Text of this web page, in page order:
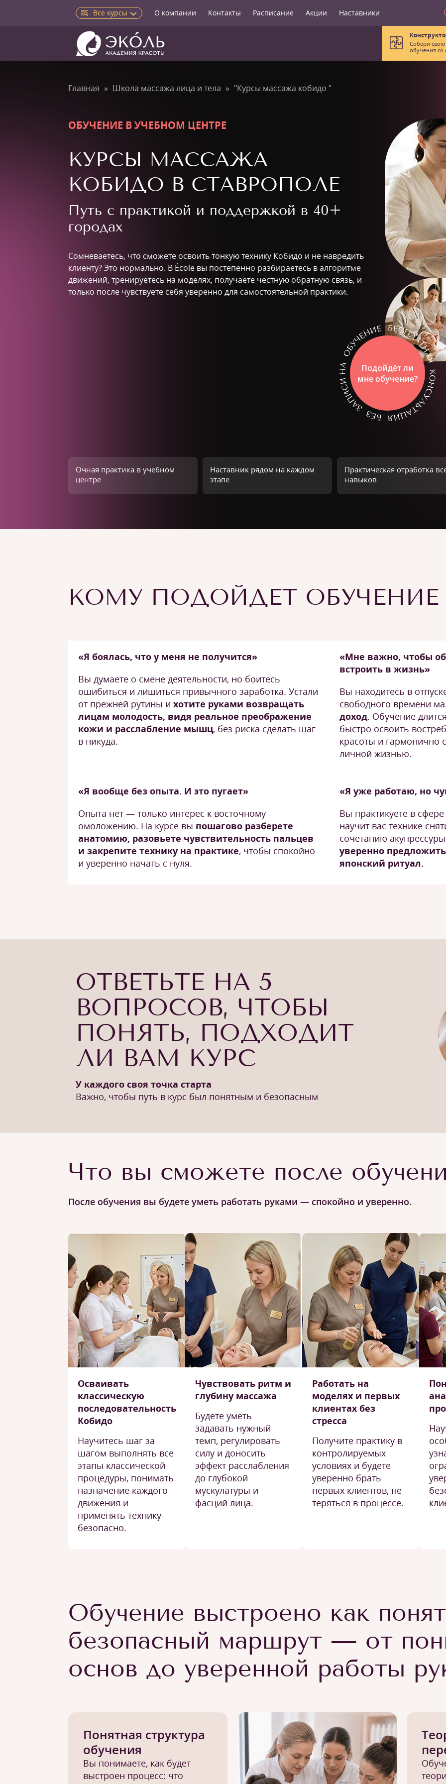
Все курсы О компании Контакты Расписание Акции Наставники
Собери
обучения со
Главная Школа массажа лица и тела "Курсы массажа кобидо "
ОБУЧЕНИЕ В УЧЕБНОМ ЦЕНТРЕ
КУРСЫ МАССАЖА
КОБИДО В СТАВРОПОЛЕ
Путь с практикой и поддержкой в 40+
городах
Сомневаетесь, что сможете освоить тонкую технику Кобидо и не навредить
клиенту? Это нормально. В École вы постепенно разбираетесь в алгоритме
движений, тренируетесь на моделях, получаете честную обратную связь, и
только после чувствуете себя уверенно для самостоятельной практики.
Подойдёт ли
мне обучение?
Очная практика в учебном
центре
Наставник рядом на каждом
этапе
Практическая отработка
навыков
КОМУ ПОДОЙДЕТ ОБУЧЕНИЕ
«Я боялась, что у меня не получится»
Вы думаете о смене деятельности, но боитесь
ошибиться и лишиться привычного заработка. Устали
от прежней рутины и хотите руками возвращать
лицам молодость, видя реальное преображение
кожи и расслабление мышц, без риска сделать шаг
в никуда.
«Мне важно, чтобы
встроить в жизнь»
Вы находитесь в
свободного времени
доход. Обучение
быстро освоить
красоты и гармонично
личной жизнью.
«Я вообще без опыта. И это пугает»
Опыта нет — только интерес к восточному
омоложению. На курсе вы пошагово разберете
анатомию, разовьете чувствительность пальцев
и закрепите технику на практике, чтобы спокойно
и уверенно начать с нуля.
«Я уже работаю, но
Вы практикуете в
научит вас технике
сочетанию
уверенно
японский ритуал.
ОТВЕТЬТЕ НА 5
ВОПРОСОВ, ЧТОБЫ
ПОНЯТЬ, ПОДХОДИТ
ЛИ ВАМ КУРС
У каждого своя точка старта
Важно, чтобы путь в курс был понятным и безопасным
Что вы сможете после
После обучения вы будете уметь работать руками — спокойно и уверенно.
Осваивать
классическую
последовательность
Кобидо
Научитесь шаг за
шагом выполнять все
этапы классической
процедуры, понимать
назначение каждого
движения и
применять технику
безопасно.
Чувствовать ритм и
глубину массажа
Будете уметь
задавать нужный
темп, регулировать
силу и доносить
эффект расслабления
до глубокой
мускулатуры и
фасций лица.
Работать на
моделях и первых
клиентах без
стресса
Получите практику в
контролируемых
условиях и будете
уверенно брать
первых клиентов, не
теряться в процессе.
Обучение выстроено как
безопасный маршрут — от
основ до уверенной работы
Понятная структура
обучения
Вы понимаете, как будет
выстроен процесс: что